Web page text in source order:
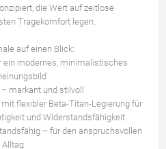
die Wert auf zeitlose
Tragekomfort legen.
auf einen Blick:
ein modernes, minimalistisches
markant und stilvoll
flexibler Beta-Titan-Legierung für
und Widerstandsfähigkeit
– für den anspruchsvollen
Alltag